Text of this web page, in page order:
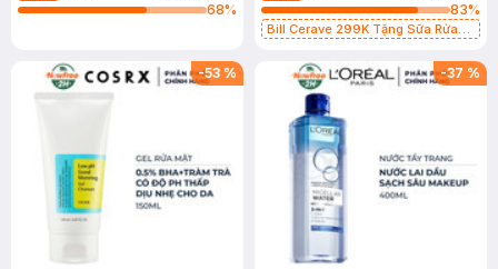
68%
83%
Bill Cerave 299K Tặng Sữa Rửa
-53 % -37 %